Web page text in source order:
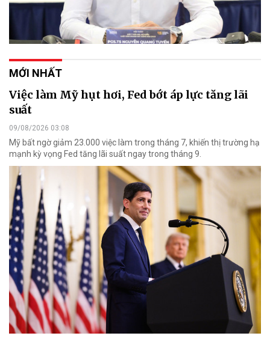
MỚI NHẤT
Việc làm Mỹ hụt hơi, Fed bớt áp lực tăng lãi
suất
09/08/2026 03:08
Mỹ bất ngờ giảm 23.000 việc làm trong tháng 7, khiến thị trường hạ
mạnh kỳ vọng Fed tăng lãi suất ngay trong tháng 9.